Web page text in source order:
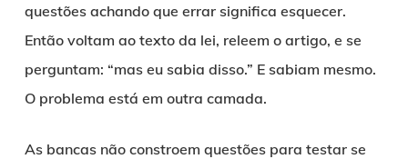
questões achando que errar significa esquecer.
Então voltam ao texto da lei, releem o artigo, e se
perguntam: “mas eu sabia disso.” E sabiam mesmo.
O problema está em outra camada.
As bancas não constroem questões para testar se